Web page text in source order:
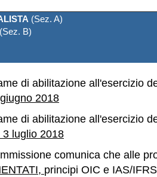
(Sez. A)
(Sez. B)
di abilitazione all'esercizio
2018
di abilitazione all'esercizio
luglio 2018
comunica che alle
principi OIC e IAS/